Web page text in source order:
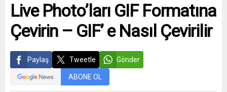
Live Photo’ları GIF Formatına
Çevirin – GIF’ e Nasıl Çevirilir
Paylaş Tweetle Gönder
ABONE OL